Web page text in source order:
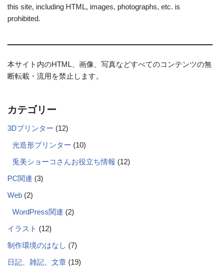
this site, including HTML, images, photographs, etc. is
prohibited.
本サイト内のHTML、画像、写真などすべてのコンテンツの無
断転載・流用を禁止します。
カテゴリー
3Dプリンター (12)
光造形プリンター (10)
兎美ショーコさんお役立ち情報 (12)
PC関連 (3)
Web (2)
WordPress関連 (2)
イラスト (12)
制作環境のはなし (7)
日記、雑記、文章 (19)